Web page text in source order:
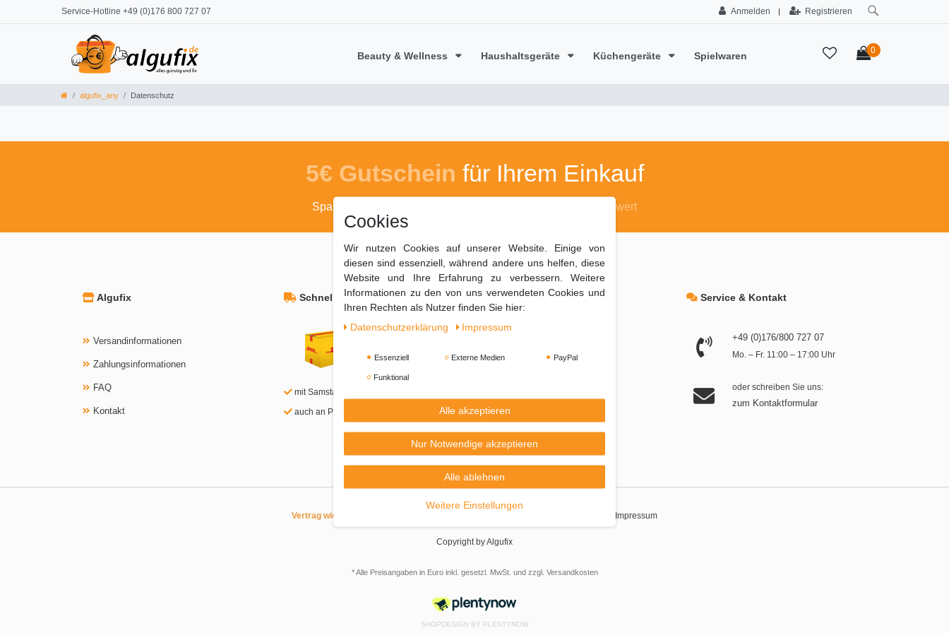
Service-Hotline +49 (0)176 800 727 07 Anmelden | Registrieren
Beauty & Wellness Haushaltsgeräte Küchengeräte Spielwaren 0
algufix_any Datenschutz
5€ Gutschein für Ihrem Einkauf
Sparen Sie mit dem Code *ab 50 Euro Warenwert
Algufix
Versandinformationen
Zahlungsinformationen
FAQ
Kontakt
Schnell geliefert
mit Samstags-Zustellung
auch an Packstationen
Zahlungsarten Service & Kontakt
+49 (0)176/800 727 07
Mo. – Fr. 11:00 – 17:00 Uhr
oder schreiben Sie uns:
zum Kontaktformular
Vertrag widerrufen Impressum
Copyright by Algufix
* Alle Preisangaben in Euro inkl. gesetzl. MwSt. und zzgl. Versandkosten
SHOPDESIGN BY PLENTYNOW
Cookies
Wir nutzen Cookies auf unserer Website. Einige von
diesen sind essenziell, während andere uns helfen, diese
Website und Ihre Erfahrung zu verbessern. Weitere
Informationen zu den von uns verwendeten Cookies und
Ihren Rechten als Nutzer finden Sie hier:
Daten­schutz­erklärung
Impressum
Essenziell Externe Medien PayPal
Funktional
Alle akzeptieren
Nur Notwendige akzeptieren
Alle ablehnen
Weitere Einstellungen